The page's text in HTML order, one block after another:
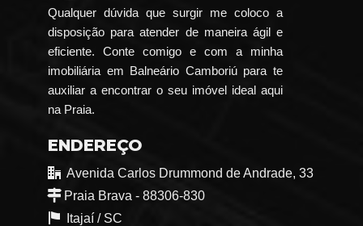
Qualquer dúvida que surgir me coloco a
disposição para atender de maneira ágil e
eficiente. Conte comigo e com a minha
imobiliária em Balneário Camboriú para te
auxiliar a encontrar o seu imóvel ideal aqui
na Praia.
ENDEREÇO
Avenida Carlos Drummond de Andrade, 33
Praia Brava - 88306-830
Itajaí / SC